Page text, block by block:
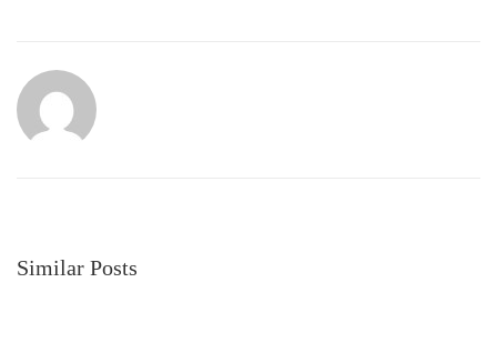
Similar Posts